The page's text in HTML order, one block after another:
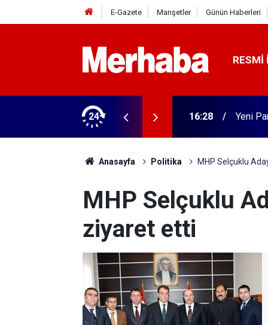
E-Gazete Manşetler Günün Haberleri
RESMI
24
tamam! Başkandan ilk mesaj 16:02
Anasayfa Politika MHP Selçuklu
MHP Selçuklu
ziyaret etti